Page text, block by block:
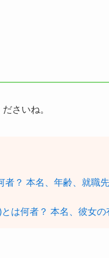
さいね。
者？ 本名、年齢、就職
とは何者？ 本名、彼女